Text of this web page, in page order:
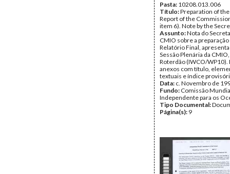
Pasta: 10208.013.006
Título:Preparation of
Report of the
item 6). Note by the
Assunto:Nota do
CMIO sobre a
Relatório Final,
Sessão Plenária da
Roterdão (IWCO/WP10).
anexos com título,
textuais e índice
Data: c. Novembro de
Fundo: Comissão
Independente para os
Tipo Documental:
Página(s): 9